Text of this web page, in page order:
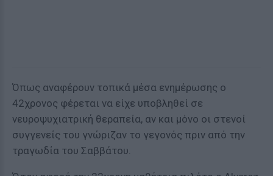
Όπως αναφέρουν τοπικά μέσα ενημέρωσης ο
42χρονος φέρεται να είχε υποβληθεί σε
νευροψυχιατρική θεραπεία, αν και μόνο οι στενοί
συγγενείς του γνώριζαν το γεγονός πριν από την
τραγωδία του Σαββάτου.